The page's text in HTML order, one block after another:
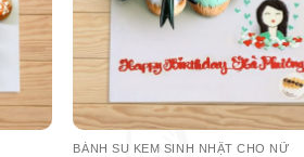
BÁNH SU KEM SINH NHẬT CHO NỮ